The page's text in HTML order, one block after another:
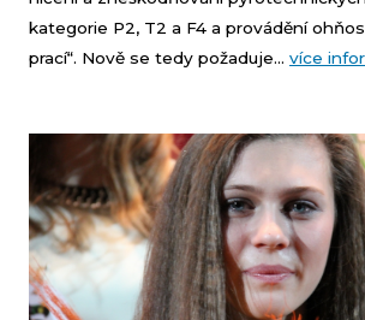
kategorie P2, T2 a F4 a provádění
prací“. Nově se tedy požaduje... více